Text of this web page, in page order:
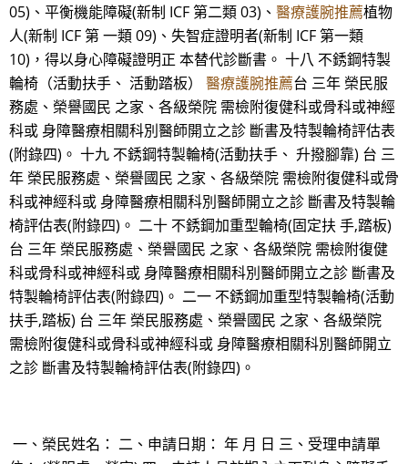
05)、平衡機能障礙(新制 ICF 第二類 03)、 醫療護腕推薦植物
人(新制 ICF 第 一類 09)、失智症證明者(新制 ICF 第一類
10)，得以身心障礙證明正 本替代診斷書。 十八 不銹鋼特製
輪椅（活動扶手、 活動踏板） 醫療護腕推薦台 三年 榮民服
務處、榮譽國民 之家、各級榮院 需檢附復健科或骨科或神經
科或 身障醫療相關科別醫師開立之診 斷書及特製輪椅評估表
(附錄四)。 十九 不銹鋼特製輪椅(活動扶手、 升撥腳靠) 台 三
年 榮民服務處、榮譽國民 之家、各級榮院 需檢附復健科或骨
科或神經科或 身障醫療相關科別醫師開立之診 斷書及特製輪
椅評估表(附錄四)。 二十 不銹鋼加重型輪椅(固定扶 手,踏板)
台 三年 榮民服務處、榮譽國民 之家、各級榮院 需檢附復健
科或骨科或神經科或 身障醫療相關科別醫師開立之診 斷書及
特製輪椅評估表(附錄四)。 二一 不銹鋼加重型特製輪椅(活動
扶手,踏板) 台 三年 榮民服務處、榮譽國民 之家、各級榮院
需檢附復健科或骨科或神經科或 身障醫療相關科別醫師開立
之診 斷書及特製輪椅評估表(附錄四)。
一、榮民姓名： 二、申請日期： 年 月 日 三、受理申請單